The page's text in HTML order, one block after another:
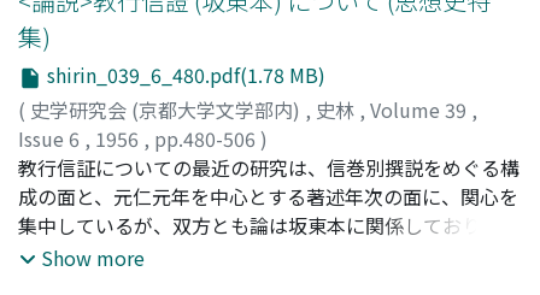
によって可能となったので、却ってより深い逃避に入った
ものと見るべきであろう。又隠逸の理念ともいうべき老荘
思想から云えば、万物の根本としての道が明らかになり、
それを求める隠逸人は世の優越者として高い誇りを有する
ことが、一般に認められるようになった。そして隠逸は単
に高踏的なものではなく、同時に庶民的な面をも有してい
ることが、東晋の貴族的隠逸の中にも見られる。なお西晋
より東晋に移る過渡的なものとして、葛洪の隠逸を挙げて
おいた。
集)
shirin_039_6_480.pdf(1.78 MB)
( 史学研究会 (京都大学文学部内) , 史林 , Volume 39 ,
Issue 6 , 1956 , pp.480-506 )
赤松, 俊秀;Akamatsu, Toshihide;アカマツ, トシヒデ
教行信証についての最近の研究は、信巻別撰説をめぐる構
成の面と、元仁元年を中心とする著述年次の面に、関心を
集中しているが、双方とも論は坂東本に関係しており、そ
の実態についての研究が要望されている。この論文は、著
Show more